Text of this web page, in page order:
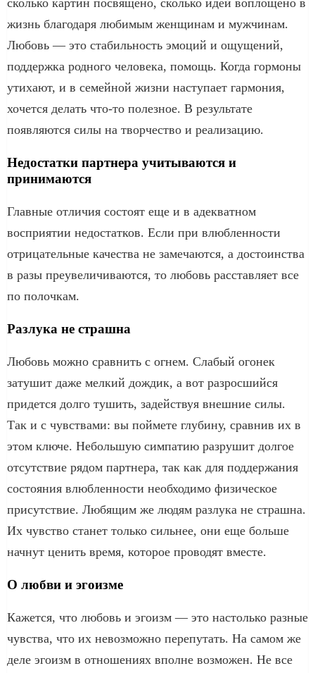
сколько картин посвящено, сколько идей воплощено в
жизнь благодаря любимым женщинам и мужчинам.
Любовь — это стабильность эмоций и ощущений,
поддержка родного человека, помощь. Когда гормоны
утихают, и в семейной жизни наступает гармония,
хочется делать что-то полезное. В результате
появляются силы на творчество и реализацию.
Недостатки партнера учитываются и
принимаются
Главные отличия состоят еще и в адекватном
восприятии недостатков. Если при влюбленности
отрицательные качества не замечаются, а достоинства
в разы преувеличиваются, то любовь расставляет все
по полочкам.
Разлука не страшна
Любовь можно сравнить с огнем. Слабый огонек
затушит даже мелкий дождик, а вот разросшийся
придется долго тушить, задействуя внешние силы.
Так и с чувствами: вы поймете глубину, сравнив их в
этом ключе. Небольшую симпатию разрушит долгое
отсутствие рядом партнера, так как для поддержания
состояния влюбленности необходимо физическое
присутствие. Любящим же людям разлука не страшна.
Их чувство станет только сильнее, они еще больше
начнут ценить время, которое проводят вместе.
О любви и эгоизме
Кажется, что любовь и эгоизм — это настолько разные
чувства, что их невозможно перепутать. На самом же
деле эгоизм в отношениях вполне возможен. Не все